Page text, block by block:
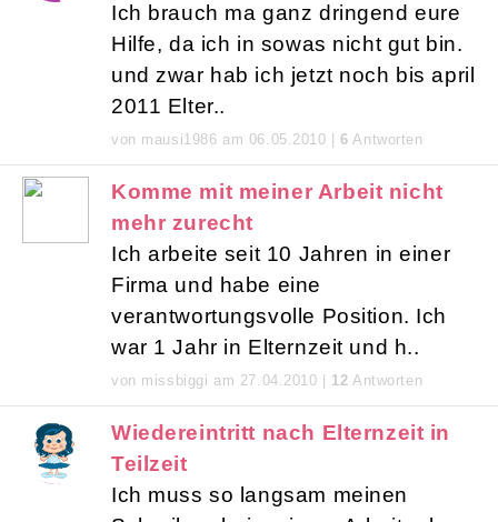
Ich brauch ma ganz dringend eure
Hilfe, da ich in sowas nicht gut bin.
und zwar hab ich jetzt noch bis april
2011 Elter..
von mausi1986 am 06.05.2010 |6 Antworten
Komme mit meiner Arbeit nicht
mehr zurecht
Ich arbeite seit 10 Jahren in einer
Firma und habe eine
verantwortungsvolle Position. Ich
war 1 Jahr in Elternzeit und h..
von missbiggi am 27.04.2010 | 12 Antworten
Wiedereintritt nach Elternzeit in
Teilzeit
Ich muss so langsam meinen